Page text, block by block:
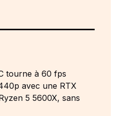
tourne à 60 fps
avec une RTX
5 5600X, sans